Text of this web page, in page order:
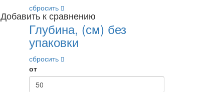
Добавить к сравнению
сбросить
Глубина, (см) без
упаковки
сбросить
от